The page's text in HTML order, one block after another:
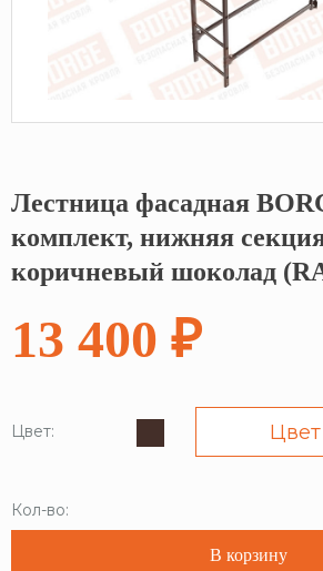
Кликните, чтобы скопировать прямую
Лестница фасадная
комплект, нижняя
коричневый шоколад
13 400 ₽
Цвет: Цвет
Кол-во:
В корзину